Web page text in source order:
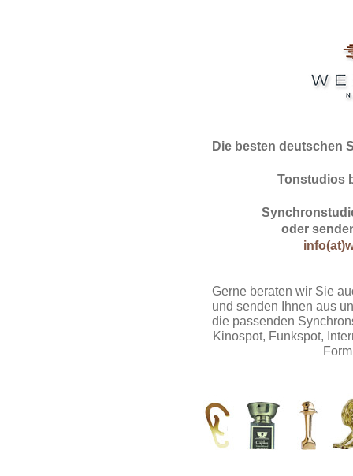
Die besten deutschen
Tonstudios
oder
Gerne beraten wir Sie
und senden Ihnen aus
die passenden
Kinospot, Funkspot,